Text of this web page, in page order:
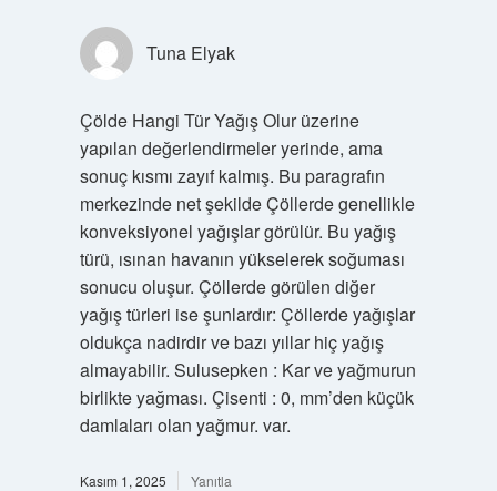
Tuna Elyak
Çölde Hangi Tür Yağış Olur üzerine
yapılan değerlendirmeler yerinde, ama
sonuç kısmı zayıf kalmış. Bu paragrafın
merkezinde net şekilde Çöllerde genellikle
konveksiyonel yağışlar görülür. Bu yağış
türü, ısınan havanın yükselerek soğuması
sonucu oluşur. Çöllerde görülen diğer
yağış türleri ise şunlardır: Çöllerde yağışlar
oldukça nadirdir ve bazı yıllar hiç yağış
almayabilir. Sulusepken : Kar ve yağmurun
birlikte yağması. Çisenti : 0, mm’den küçük
damlaları olan yağmur. var.
Kasım 1, 2025 Yanıtla